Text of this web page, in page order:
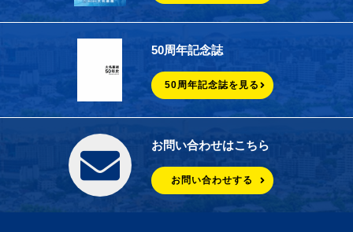
50周年記念誌
50周年記念誌を見る
お問い合わせはこちら
お問い合わせする